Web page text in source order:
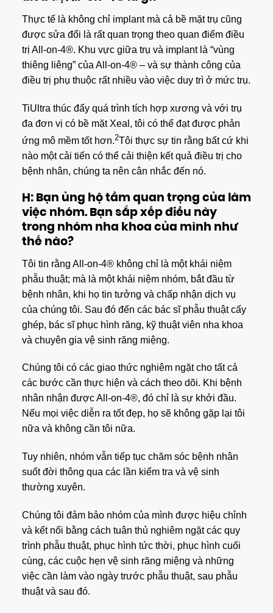
Thực tế là không chỉ implant mà cả bề mặt trụ cũng
được sửa đổi là rất quan trọng theo quan điểm điều
trị All-on-4®. Khu vực giữa trụ và implant là “vùng
thiêng liêng” của All-on-4® – và sự thành công của
điều trị phụ thuộc rất nhiều vào việc duy trì ở mức trụ.
TiUltra thúc đẩy quá trình tích hợp xương và với trụ
đa đơn vị có bề mặt Xeal, tôi có thể đạt được phản
ứng mô mềm tốt hơn.2Tôi thực sự tin rằng bất cứ khi
nào một cải tiến có thể cải thiện kết quả điều trị cho
bệnh nhân, chúng ta nên cân nhắc đến nó.
H: Bạn ủng hộ tầm quan trọng của làm
việc nhóm. Bạn sắp xếp điều này
trong nhóm nha khoa của mình như
thế nào?
Tôi tin rằng All-on-4® không chỉ là một khái niệm
phẫu thuật; mà là một khái niệm nhóm, bắt đầu từ
bệnh nhân, khi họ tin tưởng và chấp nhận dịch vụ
của chúng tôi. Sau đó đến các bác sĩ phẫu thuật cấy
ghép, bác sĩ phục hình răng, kỹ thuật viên nha khoa
và chuyên gia vệ sinh răng miệng.
Chúng tôi có các giao thức nghiêm ngặt cho tất cả
các bước cần thực hiện và cách theo dõi. Khi bệnh
nhân nhận được All-on-4®, đó chỉ là sự khởi đầu.
Nếu mọi việc diễn ra tốt đẹp, họ sẽ không gặp lại tôi
nữa và không cần tôi nữa.
Tuy nhiên, nhóm vẫn tiếp tục chăm sóc bệnh nhân
suốt đời thông qua các lần kiểm tra và vệ sinh
thường xuyên.
Chúng tôi đảm bảo nhóm của mình được hiệu chỉnh
và kết nối bằng cách tuân thủ nghiêm ngặt các quy
trình phẫu thuật, phục hình tức thời, phục hình cuối
cùng, các cuộc hẹn vệ sinh răng miệng và những
việc cần làm vào ngày trước phẫu thuật, sau phẫu
thuật và sau đó.